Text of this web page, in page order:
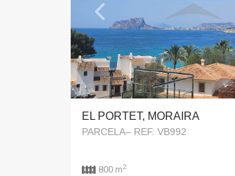
Previous
EL PORTET, MORAIRA
PARCELA– REF. VB992
800 m2